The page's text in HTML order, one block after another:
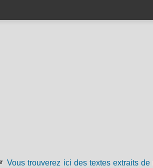
Vous trouverez ici des textes extraits